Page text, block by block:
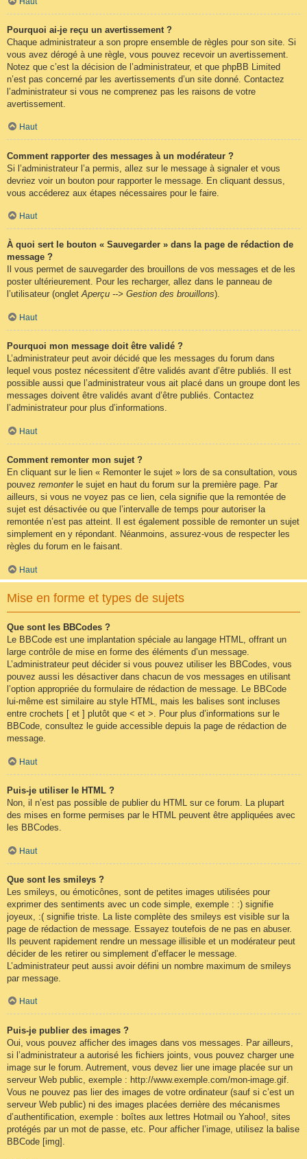
Pourquoi ai-je reçu un avertissement ?
Chaque administrateur a son propre ensemble de règles pour son site. Si
vous avez dérogé à une règle, vous pouvez recevoir un avertissement.
Notez que c’est la décision de l’administrateur, et que phpBB Limited
n’est pas concerné par les avertissements d’un site donné. Contactez
l’administrateur si vous ne comprenez pas les raisons de votre
avertissement.
Haut
Comment rapporter des messages à un modérateur ?
Si l’administrateur l’a permis, allez sur le message à signaler et vous
devriez voir un bouton pour rapporter le message. En cliquant dessus,
vous accéderez aux étapes nécessaires pour le faire.
Haut
À quoi sert le bouton « Sauvegarder » dans la page de rédaction de
message ?
Il vous permet de sauvegarder des brouillons de vos messages et de les
poster ultérieurement. Pour les recharger, allez dans le panneau de
l’utilisateur (ongletAperçu --> Gestion des brouillons).
Haut
Pourquoi mon message doit être validé ?
L’administrateur peut avoir décidé que les messages du forum dans
lequel vous postez nécessitent d’être validés avant d’être publiés. Il est
possible aussi que l’administrateur vous ait placé dans un groupe dont les
messages doivent être validés avant d’être publiés. Contactez
l’administrateur pour plus d’informations.
Haut
Comment remonter mon sujet ?
En cliquant sur le lien « Remonter le sujet » lors de sa consultation, vous
pouvez remonterle sujet en haut du forum sur la première page. Par
ailleurs, si vous ne voyez pas ce lien, cela signifie que la remontée de
sujet est désactivée ou que l’intervalle de temps pour autoriser la
remontée n’est pas atteint. Il est également possible de remonter un sujet
simplement en y répondant. Néanmoins, assurez-vous de respecter les
règles du forum en le faisant.
Haut
Mise en forme et types de sujets
Que sont les BBCodes ?
Le BBCode est une implantation spéciale au langage HTML, offrant un
large contrôle de mise en forme des éléments d’un message.
L’administrateur peut décider si vous pouvez utiliser les BBCodes, vous
pouvez aussi les désactiver dans chacun de vos messages en utilisant
l’option appropriée du formulaire de rédaction de message. Le BBCode
lui-même est similaire au style HTML, mais les balises sont incluses
entre crochets [ et ] plutôt que < et >. Pour plus d’informations sur le
BBCode, consultez le guide accessible depuis la page de rédaction de
message.
Haut
Puis-je utiliser le HTML ?
Non, il n’est pas possible de publier du HTML sur ce forum. La plupart
des mises en forme permises par le HTML peuvent être appliquées avec
les BBCodes.
Haut
Que sont les smileys ?
Les smileys, ou émoticônes, sont de petites images utilisées pour
exprimer des sentiments avec un code simple, exemple : :) signifie
joyeux, :( signifie triste. La liste complète des smileys est visible sur la
page de rédaction de message. Essayez toutefois de ne pas en abuser.
Ils peuvent rapidement rendre un message illisible et un modérateur peut
décider de les retirer ou simplement d’effacer le message.
L’administrateur peut aussi avoir défini un nombre maximum de smileys
par message.
Haut
Puis-je publier des images ?
Oui, vous pouvez afficher des images dans vos messages. Par ailleurs,
si l’administrateur a autorisé les fichiers joints, vous pouvez charger une
image sur le forum. Autrement, vous devez lier une image placée sur un
serveur Web public, exemple : http://www.exemple.com/mon-image.gif.
Vous ne pouvez pas lier des images de votre ordinateur (sauf si c’est un
serveur Web public) ni des images placées derrière des mécanismes
d’authentification, exemple : boîtes aux lettres Hotmail ou Yahoo!, sites
protégés par un mot de passe, etc. Pour afficher l’image, utilisez la balise
BBCode [img].